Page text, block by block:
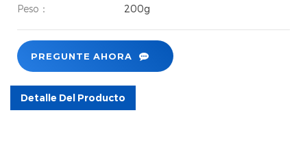
Peso：
200g
PREGUNTE AHORA
Detalle Del Producto